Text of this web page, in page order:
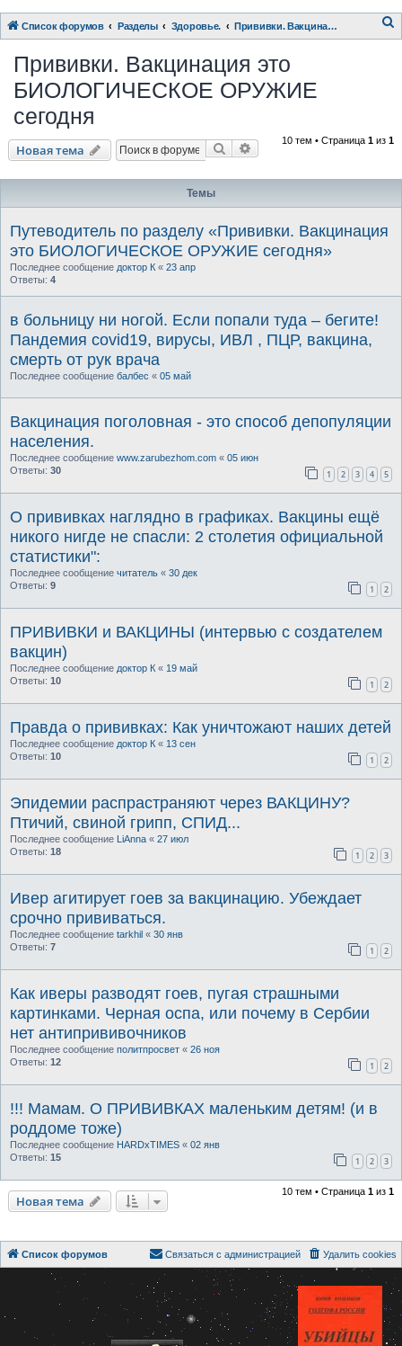
Список форумов Разделы Здоровье. Прививки. Вакцинация это БИОЛОГИЧЕСКОЕ ОРУЖИЕ сегодня
Прививки. Вакцинация это
БИОЛОГИЧЕСКОЕ ОРУЖИЕ
сегодня
Новая тема Поиск Расширенный поиск
10 тем • Страница 1 из 1
Темы
Путеводитель по разделу «Прививки. Вакцинация
это БИОЛОГИЧЕСКОЕ ОРУЖИЕ сегодня»
Последнее сообщение доктор К « 23 апр
Ответы: 4
в больницу ни ногой. Если попали туда – бегите!
Пандемия covid19, вирусы, ИВЛ , ПЦР, вакцина,
смерть от рук врача
Последнее сообщение балбес « 05 май
Вакцинация поголовная - это способ депопуляции
населения.
Последнее сообщение www.zarubezhom.com « 05 июн
Ответы: 30 1 2 3 4 5
О прививках наглядно в графиках. Вакцины ещё
никого нигде не спасли: 2 столетия официальной
статистики":
Последнее сообщение читатель « 30 дек
Ответы: 9 1 2
ПРИВИВКИ и ВАКЦИНЫ (интервью с создателем
вакцин)
Последнее сообщение доктор К « 19 май
Ответы: 10 1 2
Правда о прививках: Как уничтожают наших детей
Последнее сообщение доктор К « 13 сен
Ответы: 10 1 2
Эпидемии распрастраняют через ВАКЦИНУ?
Птичий, свиной грипп, СПИД...
Последнее сообщение LiAnna « 27 июл
Ответы: 18 1 2 3
Ивер агитирует гоев за вакцинацию. Убеждает
срочно прививаться.
Последнее сообщение tarkhil « 30 янв
Ответы: 7 1 2
Как иверы разводят гоев, пугая страшными
картинками. Черная оспа, или почему в Сербии
нет антипрививочников
Последнее сообщение политпросвет « 26 ноя
Ответы: 12 1 2
!!! Мамам. О ПРИВИВКАХ маленьким детям! (и в
роддоме тоже)
Последнее сообщение HARDxTIMES « 02 янв
Ответы: 15 1 2 3
Новая тема
10 тем • Страница 1 из 1
Список форумов Удалить cookies
Связаться с администрацией